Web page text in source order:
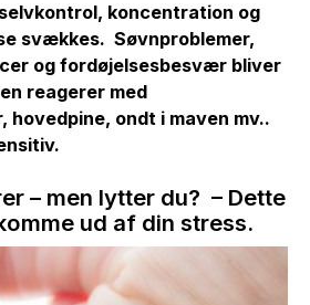
koncentration og
svækkes. Søvnproblemer,
og fordøjelsesbesvær bliver
reagerer med
hovedpine, ondt i maven mv..
– men lytter du? – Dette
ud af din stress.